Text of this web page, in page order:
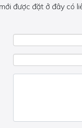
được đặt ở đây có
phần khác, vui